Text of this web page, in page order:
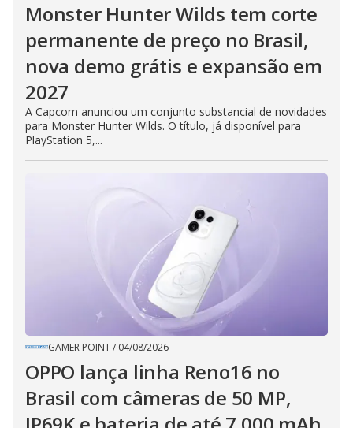
Monster Hunter Wilds tem corte
permanente de preço no Brasil,
nova demo grátis e expansão em
2027
A Capcom anunciou um conjunto substancial de novidades
para Monster Hunter Wilds. O título, já disponível para
PlayStation 5,...
GAMER POINT/ 04/08/2026
OPPO lança linha Reno16 no
Brasil com câmeras de 50 MP,